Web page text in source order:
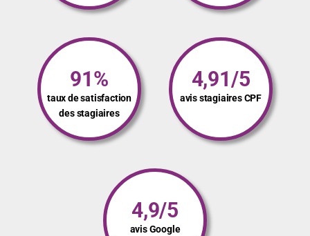
91%
taux de satisfaction
des stagiaires
4,91/5
avis stagiaires CPF
4,9/5
avis Google